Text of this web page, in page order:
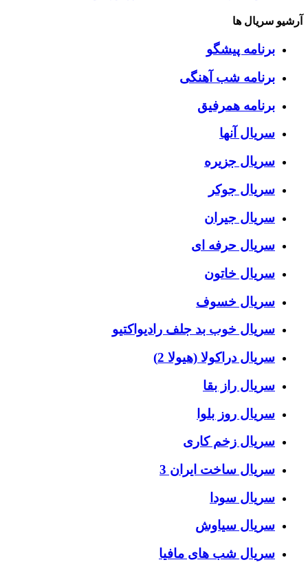
آرشیو سریال ها
برنامه پیشگو
برنامه شب آهنگی
برنامه همرفیق
سریال آنها
سریال جزیره
سریال جوکر
سریال جیران
سریال حرفه ای
سریال خاتون
سریال خسوف
سریال خوب بد جلف رادیواکتیو
سریال دراکولا (هیولا 2)
سریال راز بقا
سریال روز بلوا
سریال زخم کاری
سریال ساخت ایران 3
سریال سودا
سریال سیاوش
سریال شب های مافیا